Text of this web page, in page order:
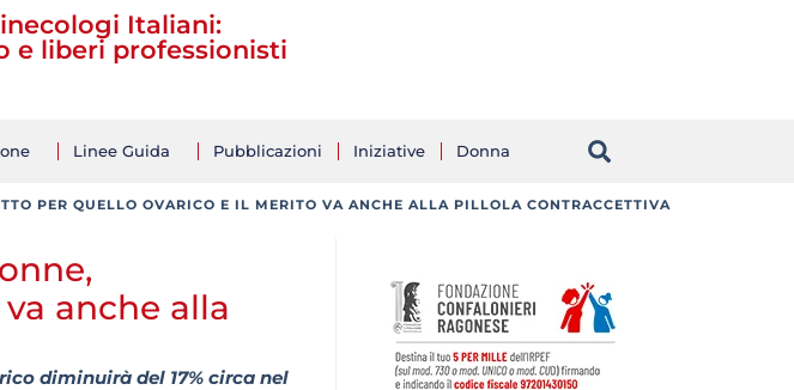
Italiani:
e liberi professionisti
Linee Guida Pubblicazioni Iniziative Donna
PER QUELLO OVARICO E IL MERITO VA ANCHE ALLA PILLOLA CONTRACCETTIVA
anche alla
diminuirà del 17% circa nel